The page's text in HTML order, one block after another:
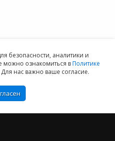
безопасности, аналитики и
ознакомиться вПолитике
Для нас важно ваше согласие.